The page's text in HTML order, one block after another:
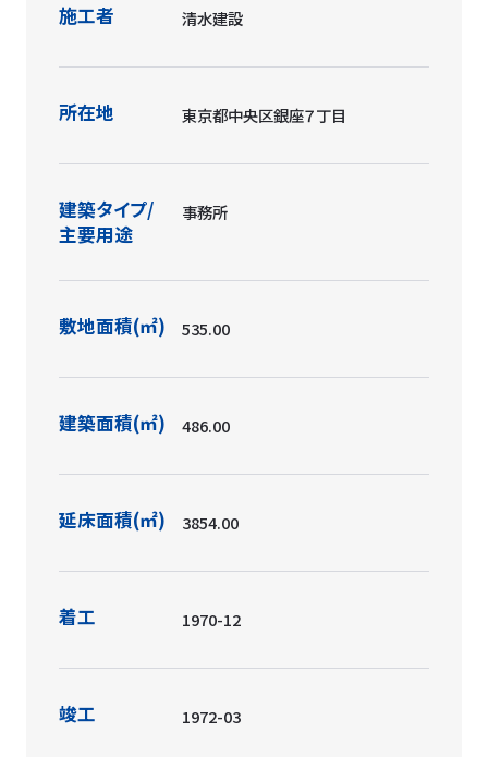
施工者 清水建設
所在地 東京都中央区銀座７丁目
建築タイプ/
主要用途
事務所
敷地面積(㎡) 535.00
建築面積(㎡) 486.00
延床面積(㎡) 3854.00
着工 1970-12
竣工 1972-03